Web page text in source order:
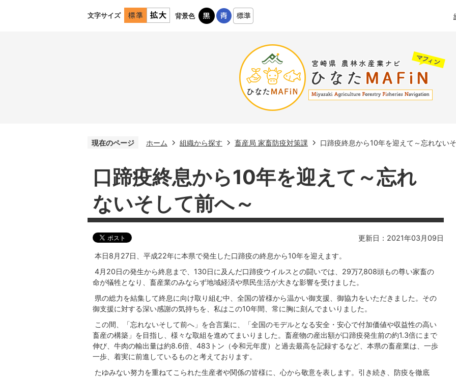
文字サイズ 背景色
現在のページ ホーム 組織から探す 畜産局 家畜防疫対策課 口蹄疫終息から10年を迎えて～忘れない
口蹄疫終息から10年を迎えて～忘れ
ないそして前へ～
更新日：2021年03月09日
本日8月27日、平成22年に本県で発生した口蹄疫の終息から10年を迎えます。
4月20日の発生から終息まで、130日に及んだ口蹄疫ウイルスとの闘いでは、29万7,808頭もの尊い家畜の
命が犠牲となり、畜産業のみならず地域経済や県民生活が大きな影響を受けました。
県の総力を結集して終息に向け取り組む中、全国の皆様から温かい御支援、御協力をいただきました。その
御支援に対する深い感謝の気持ちを、私はこの10年間、常に胸に刻んでまいりました。
この間、「忘れないそして前へ」を合言葉に、「全国のモデルとなる安全・安心で付加価値や収益性の高い
畜産の構築」を目指し、様々な取組を進めてまいりました。畜産物の産出額が口蹄疫発生前の約1.3倍にまで
伸び、牛肉の輸出量は約8.6倍、483トン（令和元年度）と過去最高を記録するなど、本県の畜産業は、一歩
一歩、着実に前進しているものと考えております。
たゆみない努力を重ねてこられた生産者や関係の皆様に、心から敬意を表します。引き続き、防疫を徹底